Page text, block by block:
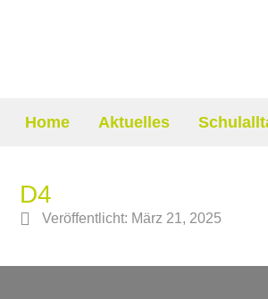
Home Aktuelles
D4
Veröffentlicht: März 21, 2025